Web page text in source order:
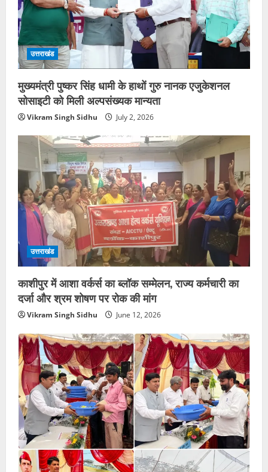
उत्तराखंड
मुख्यमंत्री पुष्कर सिंह धामी के हाथों गुरु नानक एजुकेशनल
सोसाइटी को मिली अल्पसंख्यक मान्यता
Vikram Singh Sidhu July 2, 2026
उत्तराखंड
काशीपुर में आशा वर्कर्स का ब्लॉक सम्मेलन, राज्य कर्मचारी का
दर्जा और श्रम शोषण पर रोक की मांग
Vikram Singh Sidhu June 12, 2026